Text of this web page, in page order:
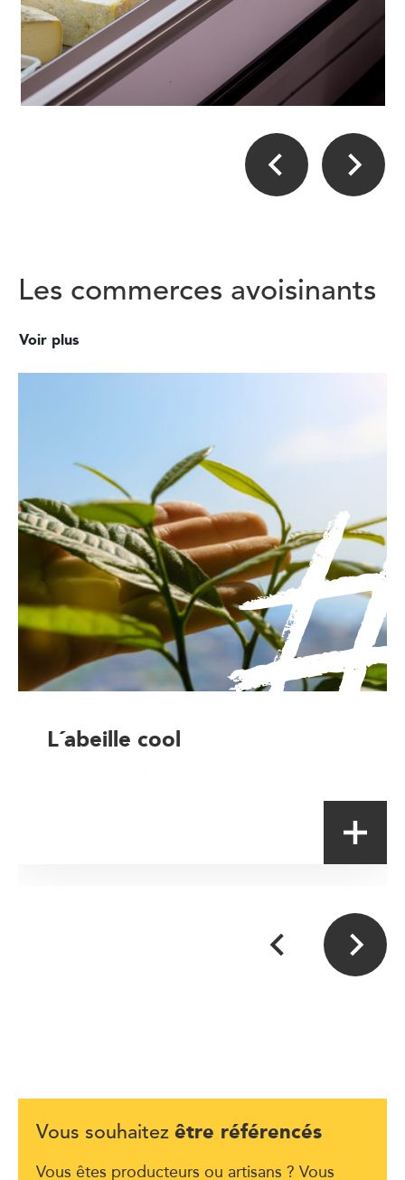
Les commerces avoisinants
Voir plus
L´abeille cool
Vous souhaitez être référencés
Vous êtes producteurs ou artisans ? Vous